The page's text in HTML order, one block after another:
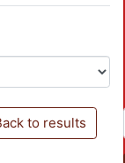
to results